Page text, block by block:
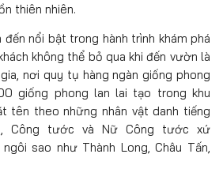
thiên nhiên.
nổi bật trong hành trình khám phá
không thể bỏ qua khi đến vườn là
nơi quy tụ hàng ngàn giống phong
giống phong lan lai tạo trong khu
tên theo những nhân vật danh tiếng
Công tước và Nữ Công tước xứ
sao như Thành Long, Châu Tấn,